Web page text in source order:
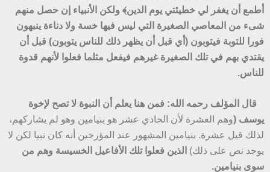
أطمع أن يغفر لي خطيئتي يوم الدين﴾ ولكن الأنبياء إن حصل منهم
شىء من المعاصي الصغيرة التي ليس فيها خسة ولا دناءة ينبهون
فورا للتوبة فيتوبون (أي قبل أن يظهر ذلك للناس يتوبون) قبل أن
يقتدي بهم في تلك الصغيرة غيرهم فيفعل مثلما فعلوا لأنهم قدوة
للناس.
قال المؤلف رحمه الله: فمن هنا يعلم أن النبوة لا تصح لإخوة
يوسف (وهم العشرة لأن الحادي عشر هو بنيامين وهو لم يشاركهم،
لذلك قيل عشرة. بنيامين المشهور عند المؤرخين أنه كان نبيا لكن لا
يوجد نص على ذلك) الذين فعلوا تلك الأفاعيل الخسيسة وهم من
سوى بنيامين.